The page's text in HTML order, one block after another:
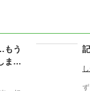
もう
ます